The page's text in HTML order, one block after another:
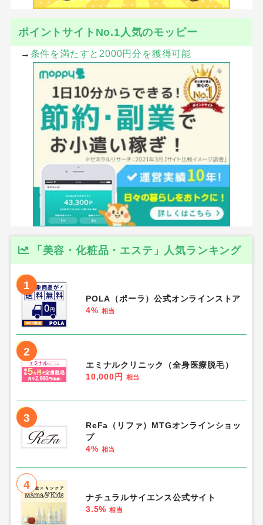
ポイントサイトNo.1人気のモッピー
→ 条件を満たすと2000円分を獲得可能
「美容・化粧品・エステ」人気ランキング
1
POLA（ポーラ）公式オンラインストア
4% 相当
2
エミナルクリニック（全身医療脱毛）
10,000円
相当
3
ReFa（リファ）MTGオンラインショッ
プ
4% 相当
4
ナチュラルサイエンス公式サイト
3.5% 相当